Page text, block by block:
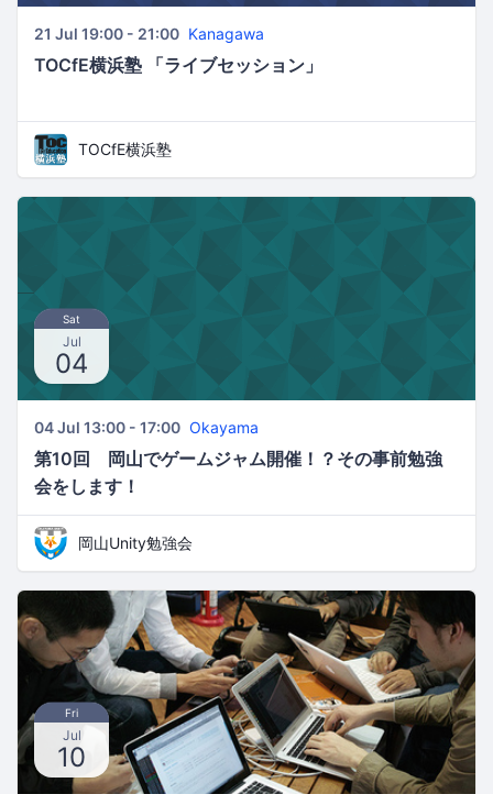
21 Jul 19:00 - 21:00 Kanagawa
TOCfE横浜塾 「ライブセッション」
TOCfE横浜塾
Sat
Jul
04
04 Jul 13:00 - 17:00 Okayama
第10回 岡山でゲームジャム開催！？その事前勉強
会をします！
岡山Unity勉強会
Fri
Jul
10